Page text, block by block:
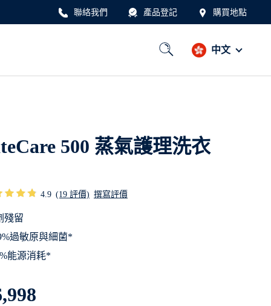
聯絡我們 產品登記 購買地點
中文
500 蒸氣護理洗衣
4.9 (19 評價) 撰寫評價
殘留
過敏原與細菌*
能源消耗*